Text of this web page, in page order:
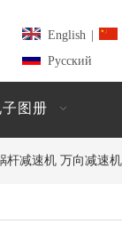
English
Pусский
子图册
杆减速机 万向减速机